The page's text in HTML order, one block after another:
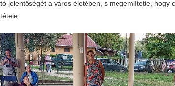
tó jelentőségét a város életében, s megemlítette, hogy
tétele.